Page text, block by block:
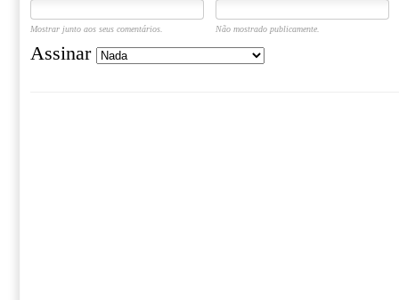
Mostrar junto aos seus comentários. Não mostrado publicamente.
Assinar